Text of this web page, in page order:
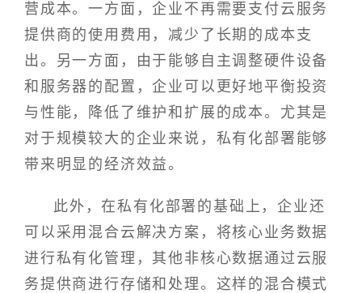
营成本。一方面，企业不再需要支付云服务
提供商的使用费用，减少了长期的成本支
出。另一方面，由于能够自主调整硬件设备
和服务器的配置，企业可以更好地平衡投资
与性能，降低了维护和扩展的成本。尤其是
对于规模较大的企业来说，私有化部署能够
带来明显的经济效益。
此外，在私有化部署的基础上，企业还
可以采用混合云解决方案，将核心业务数据
进行私有化管理，其他非核心数据通过云服
务提供商进行存储和处理。这样的混合模式